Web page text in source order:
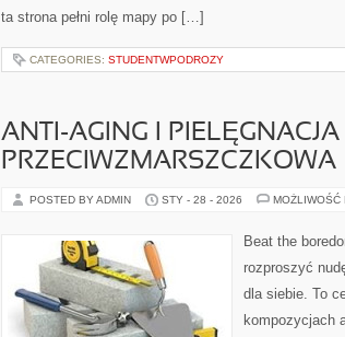
ta strona pełni rolę mapy po […]
CATEGORIES: STUDENTWPODROZY
ANTI-AGING I PIELĘGNACJA
PRZECIWZMARSZCZKOWA
POSTED BY ADMIN STY - 28 - 2026 MOŻLIWOŚĆ
Beat the
rozproszyć
dla siebie. To
kompozycjach